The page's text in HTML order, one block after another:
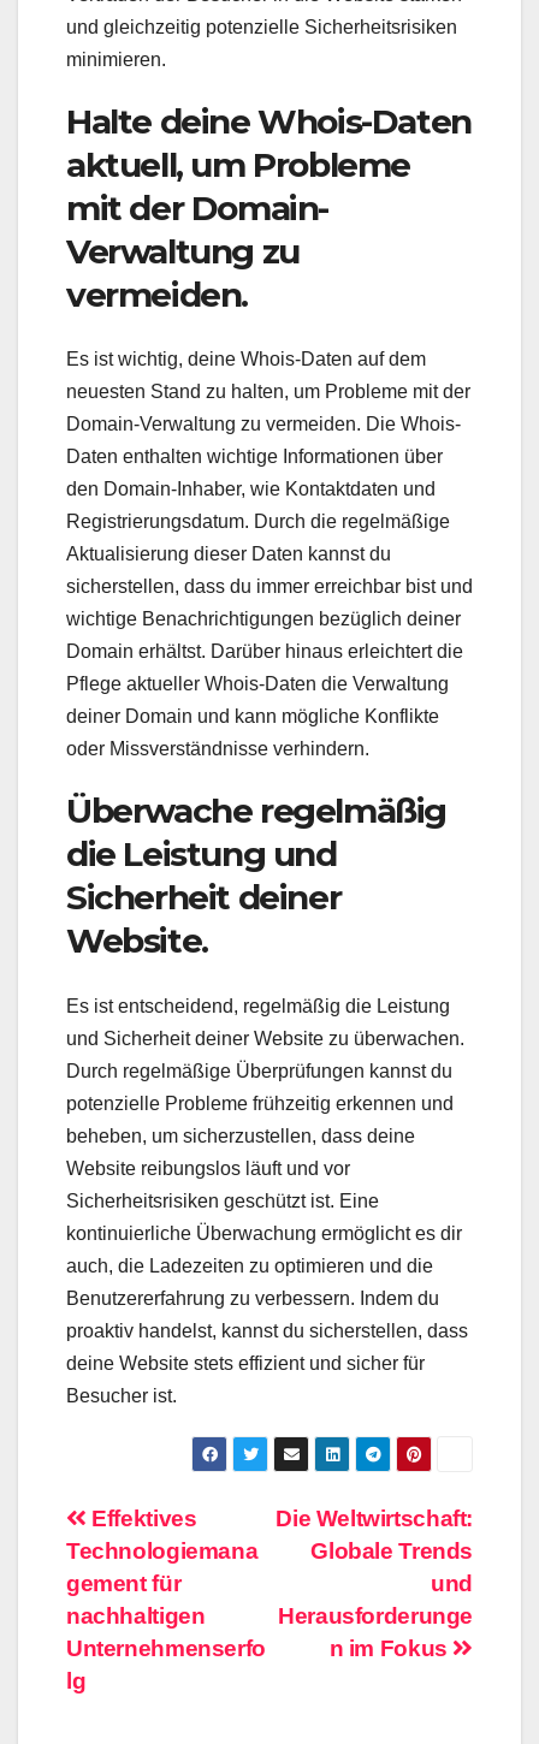
und gleichzeitig potenzielle Sicherheitsrisiken
minimieren.
Halte deine Whois-Daten
aktuell, um Probleme
mit der Domain-
Verwaltung zu
vermeiden.
Es ist wichtig, deine Whois-Daten auf dem
neuesten Stand zu halten, um Probleme mit der
Domain-Verwaltung zu vermeiden. Die Whois-
Daten enthalten wichtige Informationen über
den Domain-Inhaber, wie Kontaktdaten und
Registrierungsdatum. Durch die regelmäßige
Aktualisierung dieser Daten kannst du
sicherstellen, dass du immer erreichbar bist und
wichtige Benachrichtigungen bezüglich deiner
Domain erhältst. Darüber hinaus erleichtert die
Pflege aktueller Whois-Daten die Verwaltung
deiner Domain und kann mögliche Konflikte
oder Missverständnisse verhindern.
Überwache regelmäßig
die Leistung und
Sicherheit deiner
Website.
Es ist entscheidend, regelmäßig die Leistung
und Sicherheit deiner Website zu überwachen.
Durch regelmäßige Überprüfungen kannst du
potenzielle Probleme frühzeitig erkennen und
beheben, um sicherzustellen, dass deine
Website reibungslos läuft und vor
Sicherheitsrisiken geschützt ist. Eine
kontinuierliche Überwachung ermöglicht es dir
auch, die Ladezeiten zu optimieren und die
Benutzererfahrung zu verbessern. Indem du
proaktiv handelst, kannst du sicherstellen, dass
deine Website stets effizient und sicher für
Besucher ist.
Beitragsnavigation
Die Weltwirtschaft:
Globale Trends
und
Herausforderunge
n im Fokus
Effektives
Technologiemana
gement für
nachhaltigen
Unternehmenserfo
lg